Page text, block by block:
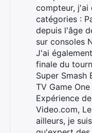
compteur, j'ai
catégories :
depuis l'âge
sur consoles
J'ai
finale du
Super Smash
TV Game
Expérience
Video.com,
ailleurs, je